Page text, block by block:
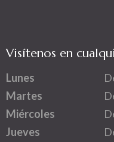
Visítenos en
Lunes
Martes
Miércoles
Jueves